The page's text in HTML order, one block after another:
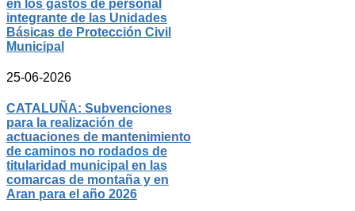
en los gastos de personal
integrante de las Unidades
Básicas de Protección Civil
Municipal
25-06-2026
CATALUÑA: Subvenciones
para la realización de
actuaciones de mantenimiento
de caminos no rodados de
titularidad municipal en las
comarcas de montaña y en
Aran para el año 2026